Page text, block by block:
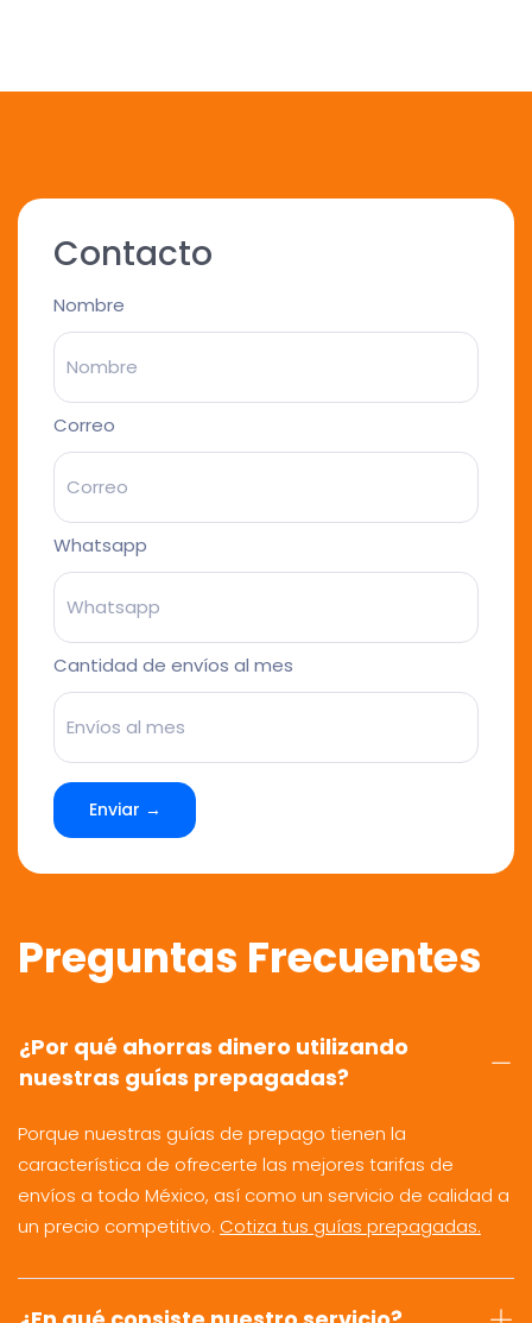
Contacto
Nombre
Correo
Whatsapp
Cantidad de envíos al mes
Enviar →
Preguntas Frecuentes
¿Por qué ahorras dinero utilizando
nuestras guías prepagadas?
Porque nuestras guías de prepago tienen la
característica de ofrecerte las mejores tarifas de
envíos a todo México, así como un servicio de calidad a
un precio competitivo. Cotiza tus guías prepagadas.